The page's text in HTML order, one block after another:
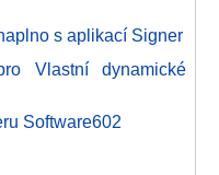
s aplikací Signer
Vlastní dynamické
Software602